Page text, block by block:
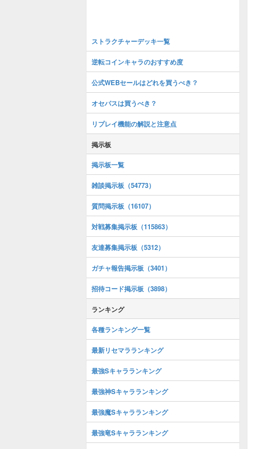
ストラクチャーデッキ一覧
逆転コインキャラのおすすめ度
公式WEBセールはどれを買うべき？
オセパスは買うべき？
リプレイ機能の解説と注意点
掲示板
掲示板一覧
雑談掲示板（54773）
質問掲示板（16107）
対戦募集掲示板（115863）
友達募集掲示板（5312）
ガチャ報告掲示板（3401）
招待コード掲示板（3898）
ランキング
各種ランキング一覧
最新リセマラランキング
最強Sキャラランキング
最強神Sキャラランキング
最強魔Sキャラランキング
最強竜Sキャラランキング